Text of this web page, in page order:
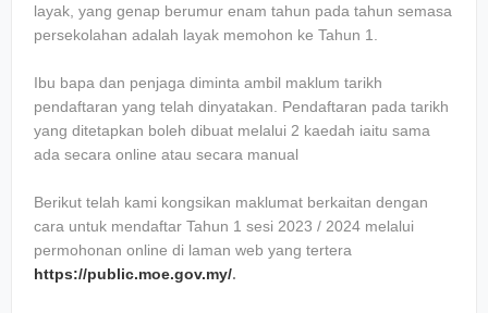
layak, yang genap berumur enam tahun pada tahun semasa
persekolahan adalah layak memohon ke Tahun 1.
Ibu bapa dan penjaga diminta ambil maklum tarikh
pendaftaran yang telah dinyatakan. Pendaftaran pada tarikh
yang ditetapkan boleh dibuat melalui 2 kaedah iaitu sama
ada secara online atau secara manual
Berikut telah kami kongsikan maklumat berkaitan dengan
cara untuk mendaftar Tahun 1 sesi 2023 / 2024 melalui
permohonan online di laman web yang tertera
https://public.moe.gov.my/.